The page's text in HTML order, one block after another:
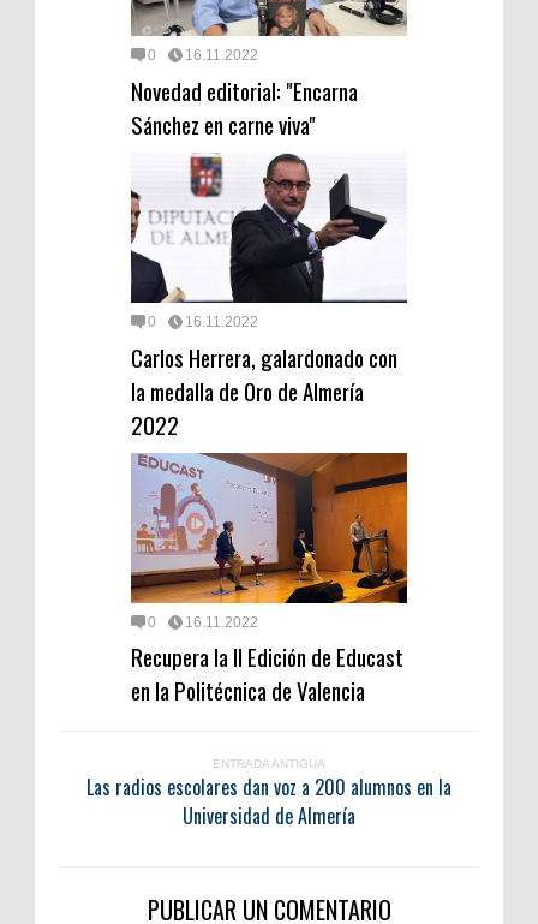
0 16.11.2022
Novedad editorial: "Encarna
Sánchez en carne viva"
0 16.11.2022
Carlos Herrera, galardonado con
la medalla de Oro de Almería
2022
0 16.11.2022
Recupera la II Edición de Educast
en la Politécnica de Valencia
ENTRADA ANTIGUA
Las radios escolares dan voz a 200 alumnos en la
Universidad de Almería
PUBLICAR UN COMENTARIO